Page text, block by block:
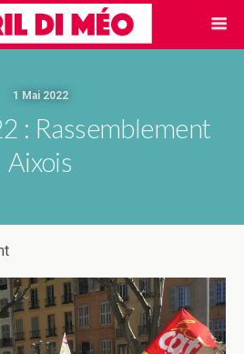
1 Mai 2022
: Rassemblement
Aixois